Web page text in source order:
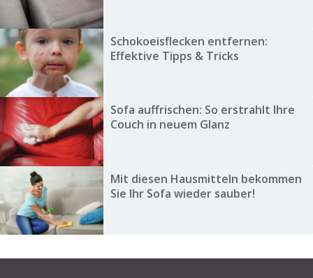
Schokoeisflecken entfernen:
Effektive Tipps & Tricks
Sofa auffrischen: So erstrahlt Ihre
Couch in neuem Glanz
Mit diesen Hausmitteln bekommen
Sie Ihr Sofa wieder sauber!